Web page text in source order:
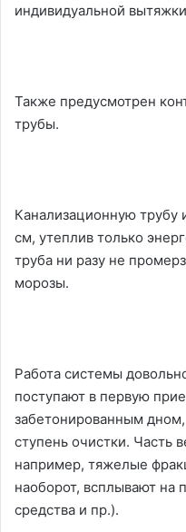
индивидуальной
Также предусмотрен
трубы.
Канализационную трубу
см, утеплив только
труба ни разу не
морозы.
Работа системы
поступают в первую
забетонированным
ступень очистки. Часть
например, тяжелые
наоборот, всплывают
средства и пр.).